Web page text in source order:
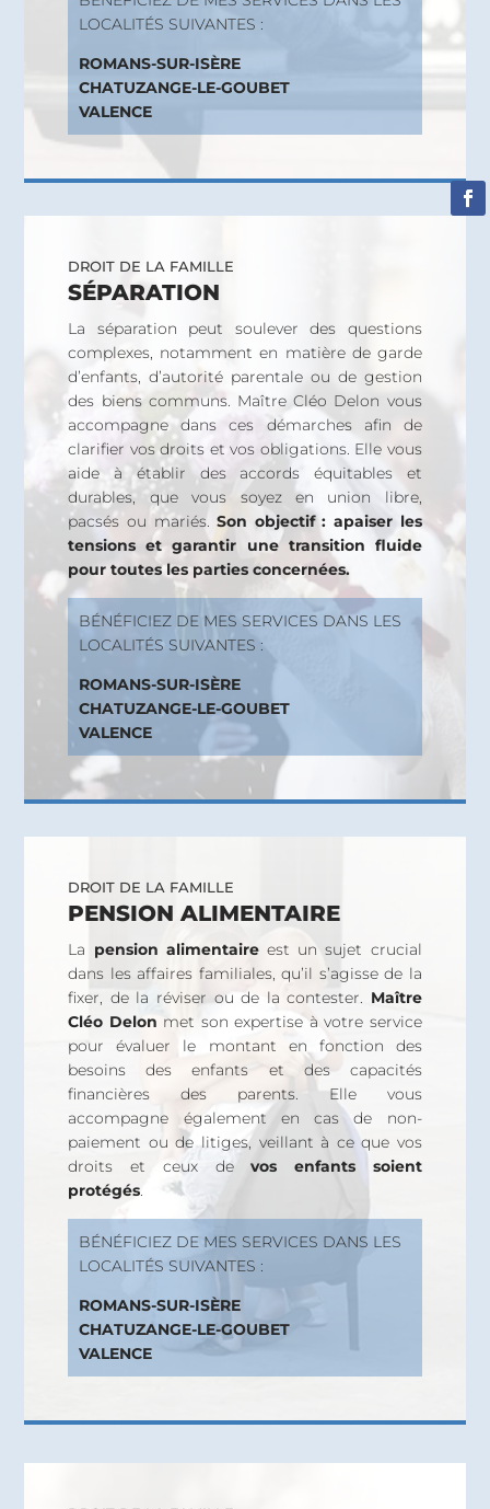
LOCALITÉS SUIVANTES :
ROMANS-SUR-ISÈRE
CHATUZANGE-LE-GOUBET
VALENCE
DROIT DE LA FAMILLE
SÉPARATION
La séparation peut soulever des questions
complexes, notamment en matière de garde
d’enfants, d’autorité parentale ou de gestion
des biens communs. Maître Cléo Delon vous
accompagne dans ces démarches afin de
clarifier vos droits et vos obligations. Elle vous
aide à établir des accords équitables et
durables, que vous soyez en union libre,
pacsés ou mariés.Son objectif : apaiser les
tensions et garantir une transition fluide
pour toutes les parties concernées.
BÉNÉFICIEZ DE MES SERVICES DANS LES
LOCALITÉS SUIVANTES :
ROMANS-SUR-ISÈRE
CHATUZANGE-LE-GOUBET
VALENCE
DROIT DE LA FAMILLE
PENSION ALIMENTAIRE
La pension alimentaireest un sujet crucial
dans les affaires familiales, qu’il s’agisse de la
fixer, de la réviser ou de la contester. Maître
Cléo Delon met son expertise à votre service
pour évaluer le montant en fonction des
besoins des enfants et des capacités
financières des parents. Elle vous
accompagne également en cas de non-
paiement ou de litiges, veillant à ce que vos
droits et ceux devos enfants soient
protégés.
BÉNÉFICIEZ DE MES SERVICES DANS LES
LOCALITÉS SUIVANTES :
ROMANS-SUR-ISÈRE
CHATUZANGE-LE-GOUBET
VALENCE